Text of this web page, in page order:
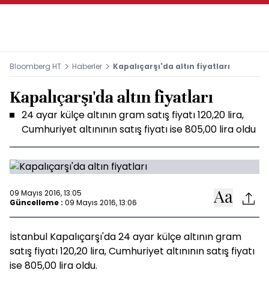
Bloomberg HT Haberler Kapalıçarşı'da altın fiyatları
Kapalıçarşı'da altın fiyatları
24 ayar külçe altının gram satış fiyatı 120,20 lira,
Cumhuriyet altınının satış fiyatı ise 805,00 lira oldu
09 Mayıs 2016, 13:05
Güncelleme : 09 Mayıs 2016, 13:06
İstanbul Kapalıçarşı'da 24 ayar külçe altının gram
satış fiyatı 120,20 lira, Cumhuriyet altınının satış fiyatı
ise 805,00 lira oldu.